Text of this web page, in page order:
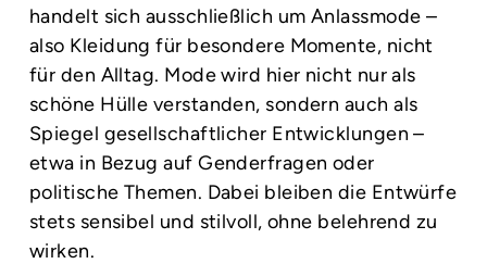
handelt sich ausschließlich um Anlassmode –
also Kleidung für besondere Momente, nicht
für den Alltag. Mode wird hier nicht nur als
schöne Hülle verstanden, sondern auch als
Spiegel gesellschaftlicher Entwicklungen –
etwa in Bezug auf Genderfragen oder
politische Themen. Dabei bleiben die Entwürfe
stets sensibel und stilvoll, ohne belehrend zu
wirken.